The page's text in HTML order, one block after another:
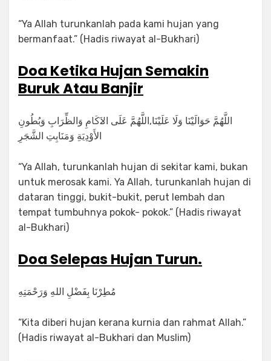
“Ya Allah turunkanlah pada kami hujan yang
bermanfaat.” (Hadis riwayat al-Bukhari)
Doa Ketika Hujan Semakin
BurukAtau Banjir
ﺍﻟﻠَّﻬُﻢَّ ﺣَﻮَﺍﻟَﻴْﻨَﺎ ﻭَﻟَﺎ ﻋَﻠَﻴْﻨَﺎ,ﺍﻟﻠَّﻬُﻢَّ ﻋَﻠَﻰ ﺍلآكَاﻡِ ﻭَﺍﻟﻈِّﺮَﺍﺏِ ﻭَﺑُﻄُﻮﻥِ
ﺍﻟﺄَﻭْﺩِﻳَﺔِ ﻭَﻣَﻨَﺎﺑِﺖِ ﺍﻟﺸَّﺠَﺮِ
“Ya Allah, turunkanlah hujan di sekitar kami, bukan
untuk merosak kami. Ya Allah, turunkanlah hujan di
dataran tinggi, bukit-bukit, perut lembah dan
tempat tumbuhnya pokok- pokok.” (Hadis riwayat
al-Bukhari)
Doa Selepas Hujan Turun.
ﻣُﻄِﺮْﻧَﺎ ﺑِﻔَﻀْﻞِ ﺍﻟﻠﻪِ ﻭَﺭَﺣْﻤَﺘِﻪِ
“Kita diberi hujan kerana kurnia dan rahmat Allah.”
(Hadis riwayat al-Bukhari dan Muslim)